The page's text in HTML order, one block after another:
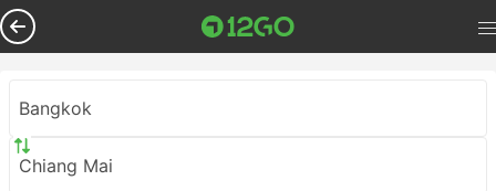
Bangkok
Chiang Mai